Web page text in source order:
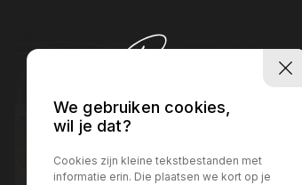
We gebruiken cookies,
wil je dat?
Cookies zijn kleine tekstbestanden met
informatie erin. Die plaatsen we kort op je